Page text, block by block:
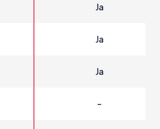
Ja
Ja
Ja
-